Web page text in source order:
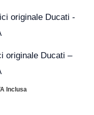
originale Ducati –
€.
Inclusa